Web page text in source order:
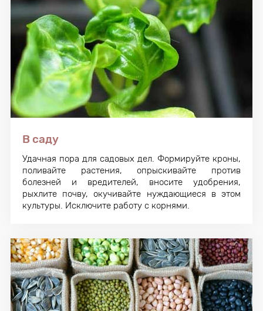
В саду
Удачная пора для садовых дел. Формируйте кроны,
поливайте растения, опрыскивайте против
болезней и вредителей, вносите удобрения,
рыхлите почву, окучивайте нуждающиеся в этом
культуры. Исключите работу с корнями.